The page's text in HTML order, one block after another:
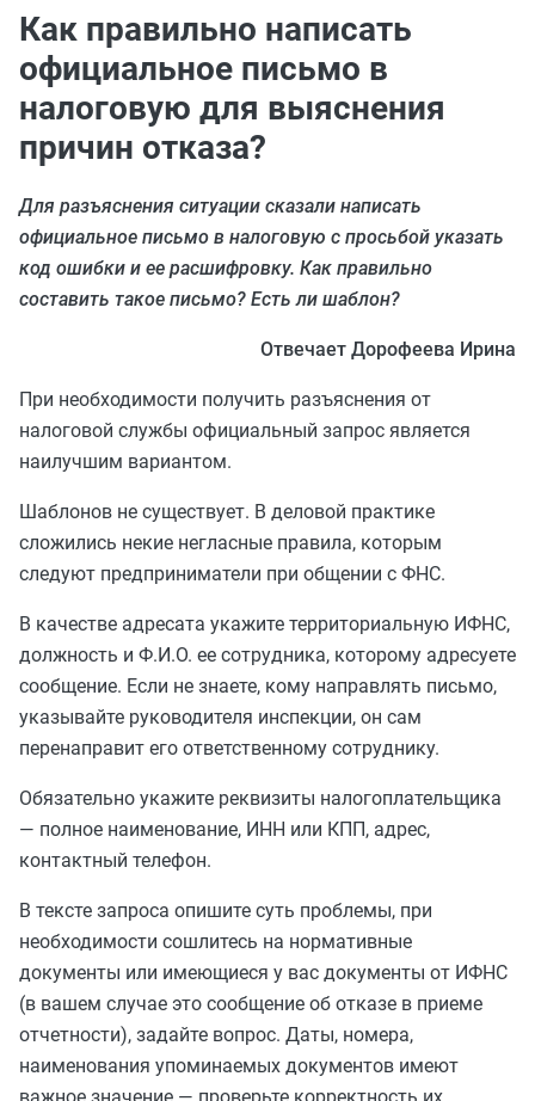
Как правильно написать
официальное письмо в
налоговую для выяснения
причин отказа?
Для разъяснения ситуации сказали написать
официальное письмо в налоговую с просьбой указать
код ошибки и ее расшифровку. Как правильно
составить такое письмо? Есть ли шаблон?
Отвечает Дорофеева Ирина
При необходимости получить разъяснения от
налоговой службы официальный запрос является
наилучшим вариантом.
Шаблонов не существует. В деловой практике
сложились некие негласные правила, которым
следуют предприниматели при общении с ФНС.
В качестве адресата укажите территориальную ИФНС,
должность и Ф.И.О. ее сотрудника, которому адресуете
сообщение. Если не знаете, кому направлять письмо,
указывайте руководителя инспекции, он сам
перенаправит его ответственному сотруднику.
Обязательно укажите реквизиты налогоплательщика
— полное наименование, ИНН или КПП, адрес,
контактный телефон.
В тексте запроса опишите суть проблемы, при
необходимости сошлитесь на нормативные
документы или имеющиеся у вас документы от ИФНС
(в вашем случае это сообщение об отказе в приеме
отчетности), задайте вопрос. Даты, номера,
наименования упоминаемых документов имеют